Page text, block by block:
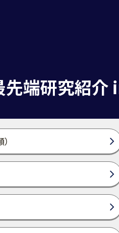
先端研究紹